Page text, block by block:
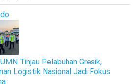
Tinjau Pelabuhan Gresik,
Logistik Nasional Jadi Fokus